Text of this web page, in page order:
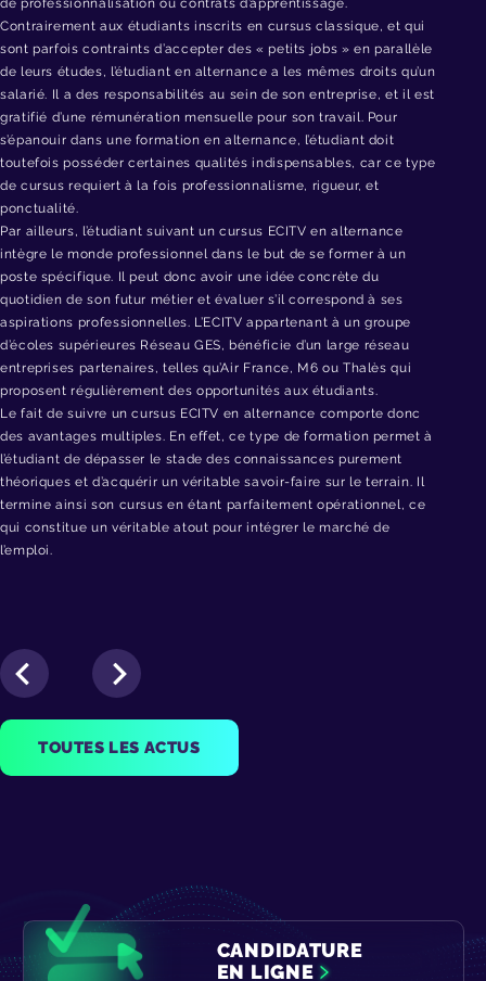
de professionnalisation ou contrats d’apprentissage.
Contrairement aux étudiants inscrits en cursus classique, et qui
sont parfois contraints d’accepter des « petits jobs » en parallèle
de leurs études, l’étudiant en alternance a les mêmes droits qu’un
salarié. Il a des responsabilités au sein de son entreprise, et il est
gratifié d’une rémunération mensuelle pour son travail. Pour
s’épanouir dans une formation en alternance, l’étudiant doit
toutefois posséder certaines qualités indispensables, car ce type
de cursus requiert à la fois professionnalisme, rigueur, et
ponctualité.
Par ailleurs, l’étudiant suivant un cursus ECITV en alternance
intègre le monde professionnel dans le but de se former à un
poste spécifique. Il peut donc avoir une idée concrète du
quotidien de son futur métier et évaluer s’il correspond à ses
aspirations professionnelles. L’ECITV appartenant à un groupe
d’écoles supérieures Réseau GES, bénéficie d’un large réseau
entreprises partenaires, telles qu’Air France, M6 ou Thalès qui
proposent régulièrement des opportunités aux étudiants.
Le fait de suivre un cursus ECITV en alternance comporte donc
des avantages multiples. En effet, ce type de formation permet à
l’étudiant de dépasser le stade des connaissances purement
théoriques et d’acquérir un véritable savoir-faire sur le terrain. Il
termine ainsi son cursus en étant parfaitement opérationnel, ce
qui constitue un véritable atout pour intégrer le marché de
l’emploi.
TOUTES LES ACTUS
CANDIDATURE
EN LIGNE